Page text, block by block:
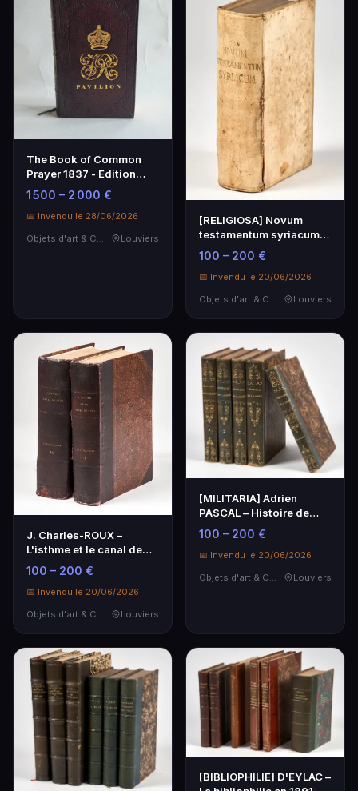
The Book of Common
Prayer 1837 - Edition
Royale, Provenance
Historique
1 500 – 2 000 €
📅 Invendu le 28/06/2026
Louviers
[RELIGIOSA] Novum
testamentum syriacum
Hamburg,1663-1664-
166…
100 – 200 €
📅 Invendu le 20/06/2026
Louviers
J. Charles-ROUX –
L'isthme et le canal de
Suez, historique, …
100 – 200 €
📅 Invendu le 20/06/2026
Objets d'art & Curiosités
Louviers
[MILITARIA] Adrien
PASCAL – Histoire de
l'armée et de tous l…
100 – 200 €
📅 Invendu le 20/06/2026
Objets d'art & Curiosités
Louviers
[BIBLIOPHILIE] D'EYLAC –